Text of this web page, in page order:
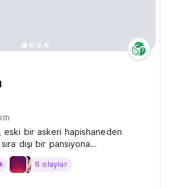
eski bir askeri hapishaneden
dışı bir pansiyona
pansiyon
6 olaylar